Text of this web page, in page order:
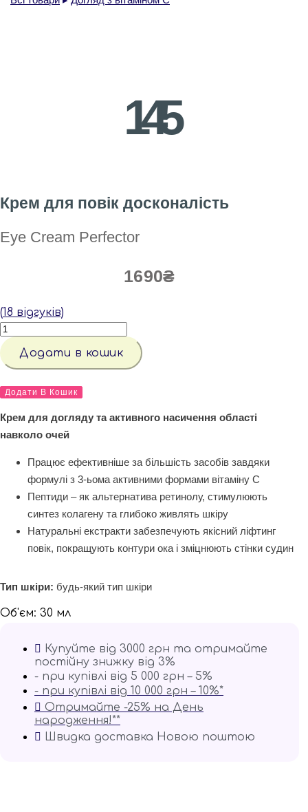
145
Крем для повік досконалість
Eye Cream Perfector
1690₴
(18 відгуків)
КРЕМ
ДЛЯ
ПОВІК
ДОСКОНАЛІСТЬ
Додати в кошик
ДЛЯ
ДОСКОНАЛІСТЬ
Додати В Кошик
Крем для догляду та активного насичення області
навколо очей
Працює ефективніше за більшість засобів завдяки
формулі з 3-ьома активними формами вітаміну С
Пептиди – як альтернатива ретинолу, стимулюють
синтез колагену та глибоко живлять шкіру
Натуральні екстракти забезпечують якісний ліфтинг
повік, покращують контури ока і зміцнюють стінки судин
Тип шкіри: будь-який тип шкіри
Об'єм: 30 мл
Купуйте від 3000 грн та отримайте
постійну знижку від 3%
- при купівлі від 5 000 грн – 5%
- при купівлі від 10 000 грн – 10%*
Отримайте -25% на День
народження!**
Швидка доставка Новою поштою